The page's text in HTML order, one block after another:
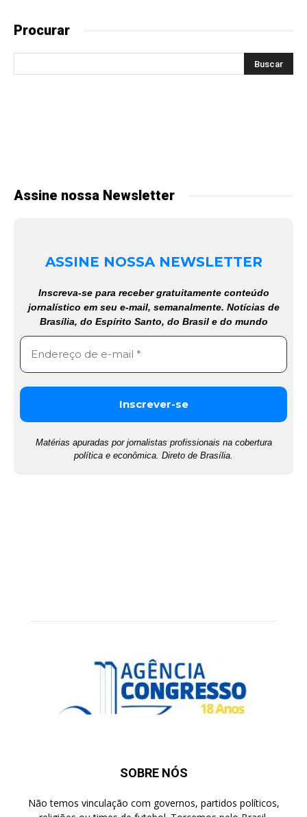
Procurar
Assine nossa Newsletter
ASSINE NOSSA NEWSLETTER
Inscreva-se para receber gratuitamente conteúdo
jornalístico em seu e-mail, semanalmente. Notícias de
Brasília, do Espírito Santo, do Brasil e do mundo
Matérias apuradas por jornalistas profissionais na cobertura
política e econômica. Direto de Brasília.
SOBRE NÓS
Não temos vinculação com governos, partidos políticos,